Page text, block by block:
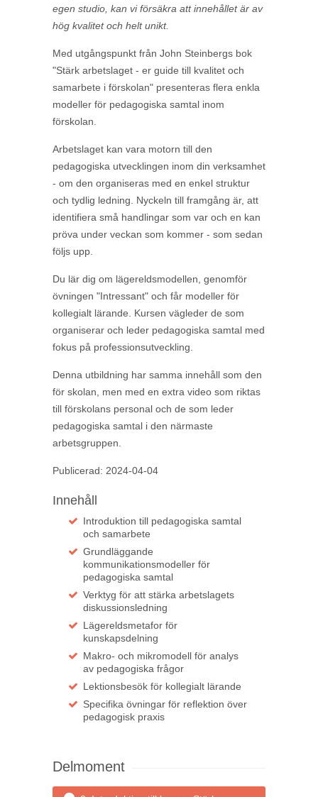
egen studio, kan vi försäkra att innehållet är av
hög kvalitet och helt unikt.
Med utgångspunkt från John Steinbergs bok
"Stärk arbetslaget - er guide till kvalitet och
samarbete i förskolan" presenteras flera enkla
modeller för pedagogiska samtal inom
förskolan.
Arbetslaget kan vara motorn till den
pedagogiska utvecklingen inom din verksamhet
- om den organiseras med en enkel struktur
och tydlig ledning. Nyckeln till framgång är, att
identifiera små handlingar som var och en kan
pröva under veckan som kommer - som sedan
följs upp.
Du lär dig om lägereldsmodellen, genomför
övningen "Intressant" och får modeller för
kollegialt lärande. Kursen vägleder de som
organiserar och leder pedagogiska samtal med
fokus på professionsutveckling.
Denna utbildning har samma innehåll som den
för skolan, men med en extra video som riktas
till förskolans personal och de som leder
pedagogiska samtal i den närmaste
arbetsgruppen.
Publicerad: 2024-04-04
Innehåll
Introduktion till pedagogiska samtal
och samarbete
Grundläggande
kommunikationsmodeller för
pedagogiska samtal
Verktyg för att stärka arbetslagets
diskussionsledning
Lägereldsmetafor för
kunskapsdelning
Makro- och mikromodell för analys
av pedagogiska frågor
Lektionsbesök för kollegialt lärande
Specifika övningar för reflektion över
pedagogisk praxis
Delmoment